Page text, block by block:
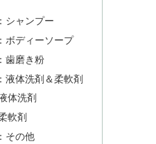
シャンプー
ボディーソープ
歯磨き粉
液体洗剤＆柔軟剤
体洗剤
軟剤
その他